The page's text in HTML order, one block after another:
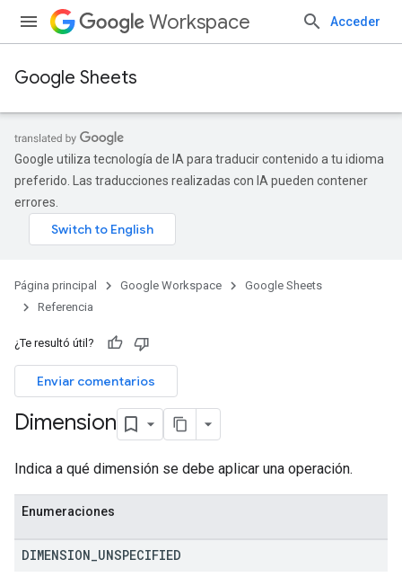
Workspace Acceder
Google Sheets
Google utiliza tecnología de IA para traducir contenido a tu idioma
preferido. Las traducciones realizadas con IA pueden contener
errores.
Página principal Google Workspace
Google Sheets
Referencia
¿Te resultó útil?
Enviar comentarios
Dimension
Indica a qué dimensión se debe aplicar una operación.
Enumeraciones
DIMENSION UNSPECIFIED